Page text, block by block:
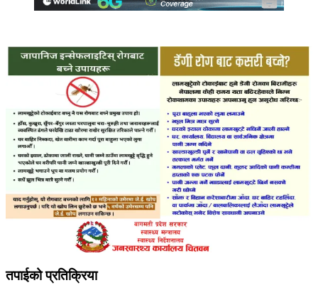
तपाईको प्रतिक्रिया